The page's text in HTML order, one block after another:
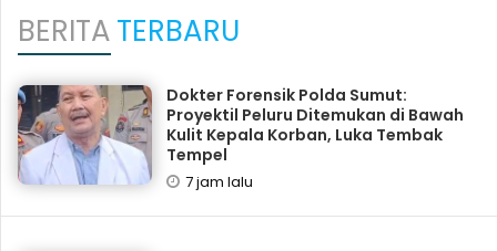
BERITATERBARU
Dokter Forensik Polda Sumut:
Proyektil Peluru Ditemukan di Bawah
Kulit Kepala Korban, Luka Tembak
Tempel
7 jam lalu